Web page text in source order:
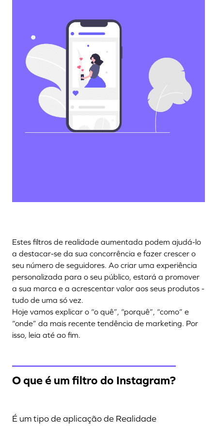
Estes filtros de realidade aumentada podem ajudá-lo
a destacar-se da sua concorrência e fazer crescer o
seu número de seguidores. Ao criar uma experiência
personalizada para o seu público, estará a promover
a sua marca e a acrescentar valor aos seus produtos -
tudo de uma só vez.
Hoje vamos explicar o “o quê”, “porquê”, “como” e
“onde” da mais recente tendência de marketing. Por
isso, leia até ao fim.
O que é um filtro do Instagram?
É um tipo de aplicação de Realidade